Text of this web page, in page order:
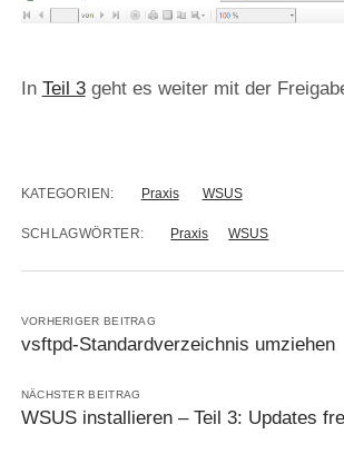
In Teil 3geht es weiter mit der
KATEGORIEN: Praxis WSUS
SCHLAGWÖRTER: Praxis WSUS
VORHERIGER BEITRAG
vsftpd-Standardverzeichnis umziehen
NÄCHSTER BEITRAG
WSUS installieren – Teil 3: Updates